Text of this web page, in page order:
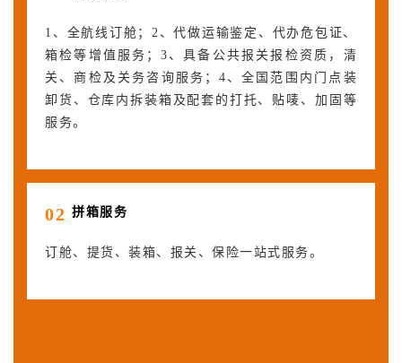
1、全航线订舱；2、代做运输鉴定、代办危包证、
箱检等增值服务；3、具备公共报关报检资质，清
关、商检及关务咨询服务；4、全国范围内门点装
卸货、仓库内拆装箱及配套的打托、贴唛、加固等
服务。
02 拼箱服务
订舱、提货、装箱、报关、保险一站式服务。